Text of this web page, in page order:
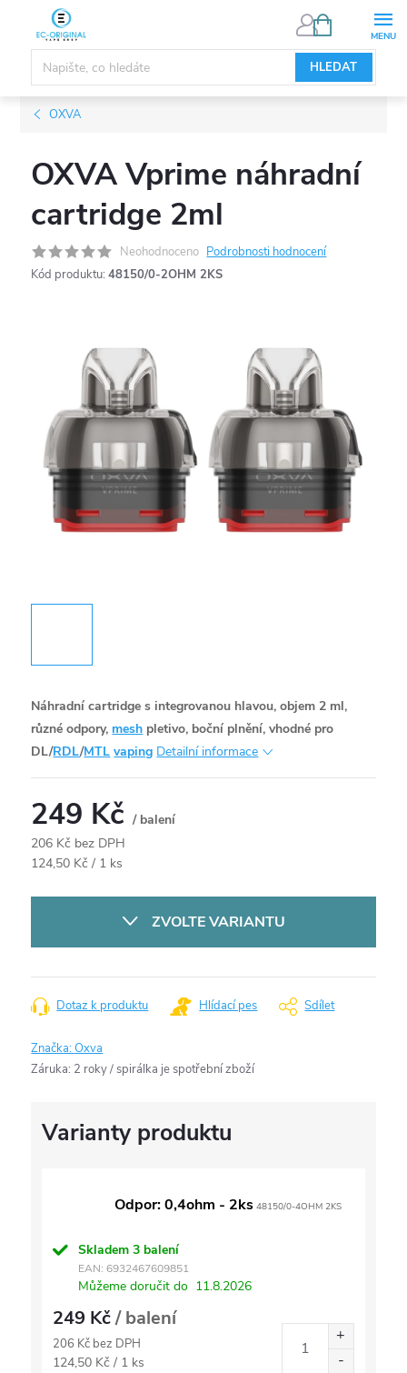
obsah
HLEDAT
NÁKUPNÍ
OXVA
OXVA Vprime náhradní
cartridge 2ml
Neohodnoceno Podrobnosti hodnocení
Kód produktu: 48150/0-2OHM 2KS
Náhradní cartridge s integrovanou hlavou, objem 2 ml,
různé odpory, mesh pletivo, boční plnění, vhodné pro
DL/RDL/MTL vaping Detailní informace
249 Kč/ balení
206 Kč bez DPH
Měrná
124,50 Kč / 1 ks
ZVOLTE VARIANTU
Dotaz k produktu Hlídací pes Sdílet
Značka:Oxva
Záruka: 2 roky / spirálka je spotřební zboží
Odpor: 0,4ohm - 2ks 48150/0-4OHM 2KS
Skladem3 balení
EAN: 6932467609851
Můžeme doručit do 11.8.2026
249 Kč/ balení
206 Kč bez DPH
Měrná
124,50 Kč / 1 ks